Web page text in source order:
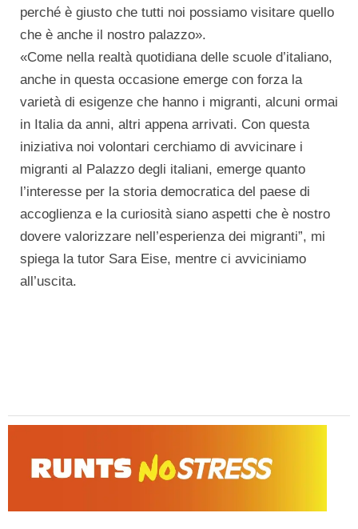
perché è giusto che tutti noi possiamo visitare quello
che è anche il nostro palazzo».
«Come nella realtà quotidiana delle scuole d’italiano,
anche in questa occasione emerge con forza la
varietà di esigenze che hanno i migranti, alcuni ormai
in Italia da anni, altri appena arrivati. Con questa
iniziativa noi volontari cerchiamo di avvicinare i
migranti al Palazzo degli italiani, emerge quanto
l’interesse per la storia democratica del paese di
accoglienza e la curiosità siano aspetti che è nostro
dovere valorizzare nell’esperienza dei migranti”, mi
spiega la tutor Sara Eise, mentre ci avviciniamo
all’uscita.